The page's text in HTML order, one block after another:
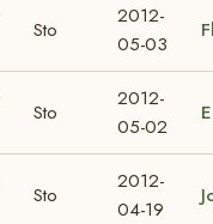
Sto
2012-
05-03
Sto
2012-
05-02
Sto
2012-
04-19